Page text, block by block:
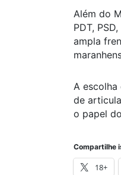
Além do
PDT,
ampla
A
de
o papel
Compartilhe
18+